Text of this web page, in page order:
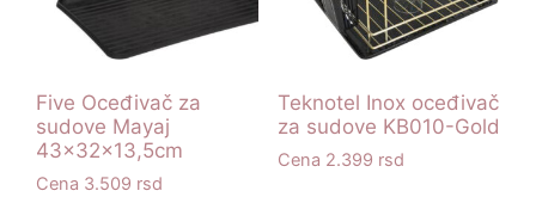
Five Oceđivač za
sudove Mayaj
43x32x13,5cm
3.509 rsd
Teknotel Inox oceđivač
za sudove KB010-Gold
2.399 rsd